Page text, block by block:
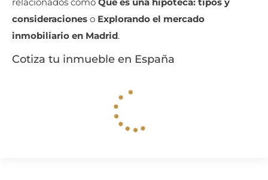
consideraciones o Explorando el mercado
inmobiliario en Madrid.
Cotiza tu inmueble en España